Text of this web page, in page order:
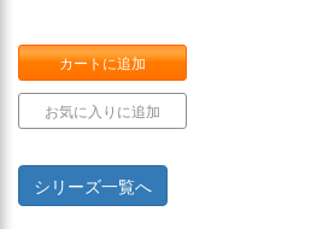
カートに追加
お気に入りに追加
シリーズ一覧へ